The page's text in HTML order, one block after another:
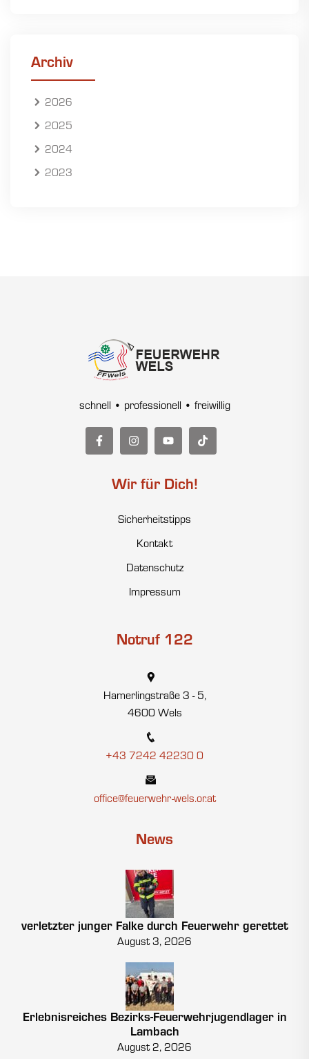
Archiv
2026
2025
2024
2023
schnell • professionell • freiwillig
Wir für Dich!
Sicherheitstipps
Kontakt
Datenschutz
Impressum
Notruf 122
Hamerlingstraße 3 - 5,
4600 Wels
+43 7242 42230 0
office@feuerwehr-wels.or.at
News
verletzter junger Falke durch Feuerwehr gerettet
August 3, 2026
Erlebnisreiches Bezirks-Feuerwehrjugendlager in
Lambach
August 2, 2026